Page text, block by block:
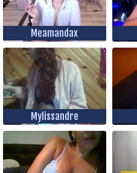
Meamandax
Mylissandre